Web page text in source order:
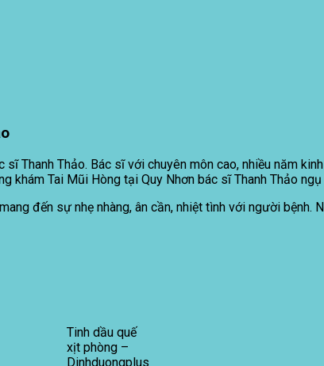
Thanh Thảo. Bác sĩ với chuyên môn cao, nhiều năm
khám Tai Mũi Hòng tại Quy Nhơn bác sĩ Thanh Thảo
đến sự nhẹ nhàng, ân cần, nhiệt tình với người
Tinh dầu quế
xịt phòng –
Dinhduongplus